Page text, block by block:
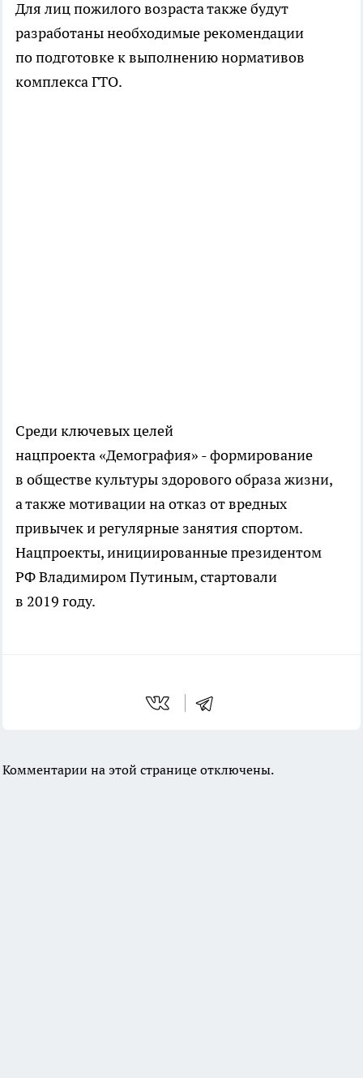
Для лиц пожилого возраста также будут
разработаны необходимые рекомендации
по подготовке к выполнению нормативов
комплекса ГТО.
Среди ключевых целей
нацпроекта «Демография» - формирование
в обществе культуры здорового образа жизни,
а также мотивации на отказ от вредных
привычек и регулярные занятия спортом.
Нацпроекты, инициированные президентом
РФ Владимиром Путиным, стартовали
в 2019 году.
Комментарии на этой странице отключены.